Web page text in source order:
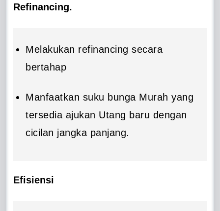
Refinancing.
Melakukan refinancing secara
bertahap
Manfaatkan suku bunga Murah yang
tersedia ajukan Utang baru dengan
cicilan jangka panjang.
Efisiensi